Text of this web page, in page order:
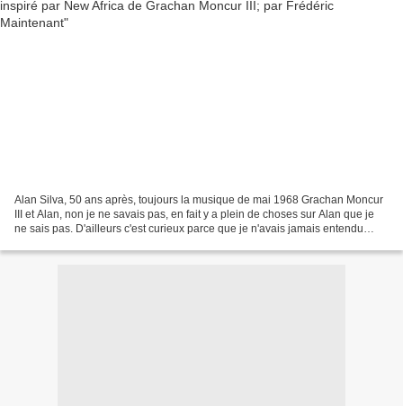
Alan Silva, 50 ans après, toujours la musique de mai 1968 Grachan Moncur
III et Alan, non je ne savais pas, en fait y a plein de choses sur Alan que je
ne sais pas. D'ailleurs c'est curieux parce que je n'avais jamais entendu